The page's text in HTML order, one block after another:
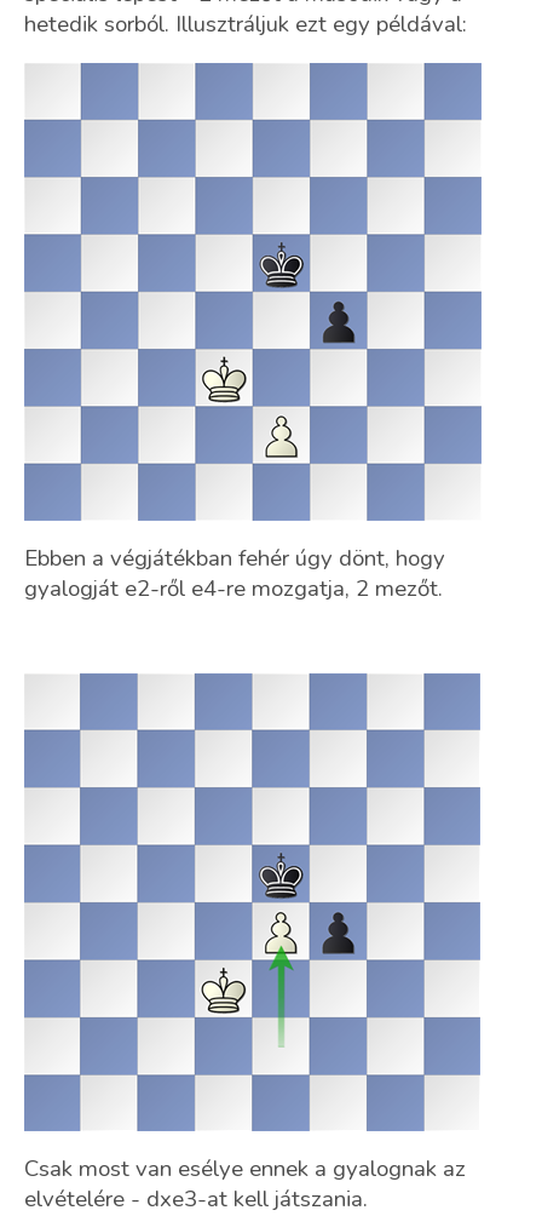
hetedik sorból. Illusztráljuk ezt egy példával:
Ebben a végjátékban fehér úgy dönt, hogy
gyalogját e2-ről e4-re mozgatja, 2 mezőt.
Csak most van esélye ennek a gyalognak az
elvételére - dxe3-at kell játszania.